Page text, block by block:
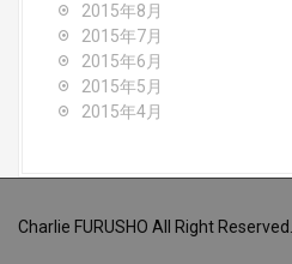
2015年8月
2015年7月
2015年6月
2015年5月
2015年4月
Charlie FURUSHO All Right Reserved.